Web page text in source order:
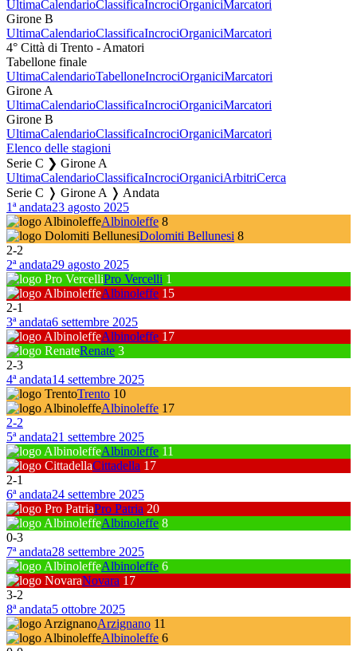
UltimaCalendarioClassificaIncrociOrganiciMarcatori
Girone B
UltimaCalendarioClassificaIncrociOrganiciMarcatori
4° Città di Trento - Amatori
Tabellone finale
UltimaCalendarioTabelloneIncrociOrganiciMarcatori
Girone A
UltimaCalendarioClassificaIncrociOrganiciMarcatori
Girone B
UltimaCalendarioClassificaIncrociOrganiciMarcatori
Elenco delle stagioni
Serie C ❯ Girone A
UltimaCalendarioClassificaIncrociOrganiciArbitriCerca
Serie C ❭ Girone A ❭ Andata
1ª andata23 agosto 2025
Albinoleffe 8
Dolomiti Bellunesi 8
2-2
2ª andata29 agosto 2025
Pro Vercelli 1
Albinoleffe 15
2-1
3ª andata6 settembre 2025
Albinoleffe 17
Renate 3
2-3
4ª andata14 settembre 2025
Trento 10
Albinoleffe 17
2-2
5ª andata21 settembre 2025
Albinoleffe 11
Cittadella 17
2-1
6ª andata24 settembre 2025
Pro Patria 20
Albinoleffe 8
0-3
7ª andata28 settembre 2025
Albinoleffe 6
Novara 17
3-2
8ª andata5 ottobre 2025
Arzignano 11
Albinoleffe 6